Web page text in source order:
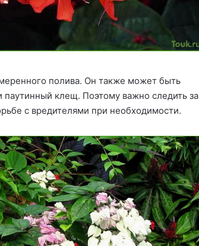
полива. Он также может быть
паутинный клещ. Поэтому важно следить за
с вредителями при необходимости.